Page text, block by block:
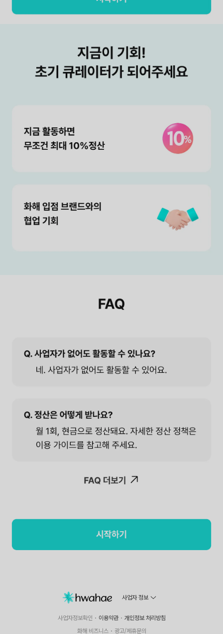
사업자 정보
사업자정보확인 이용약관
개인정보 처리방침
화해 비즈니스
광고/제휴문의